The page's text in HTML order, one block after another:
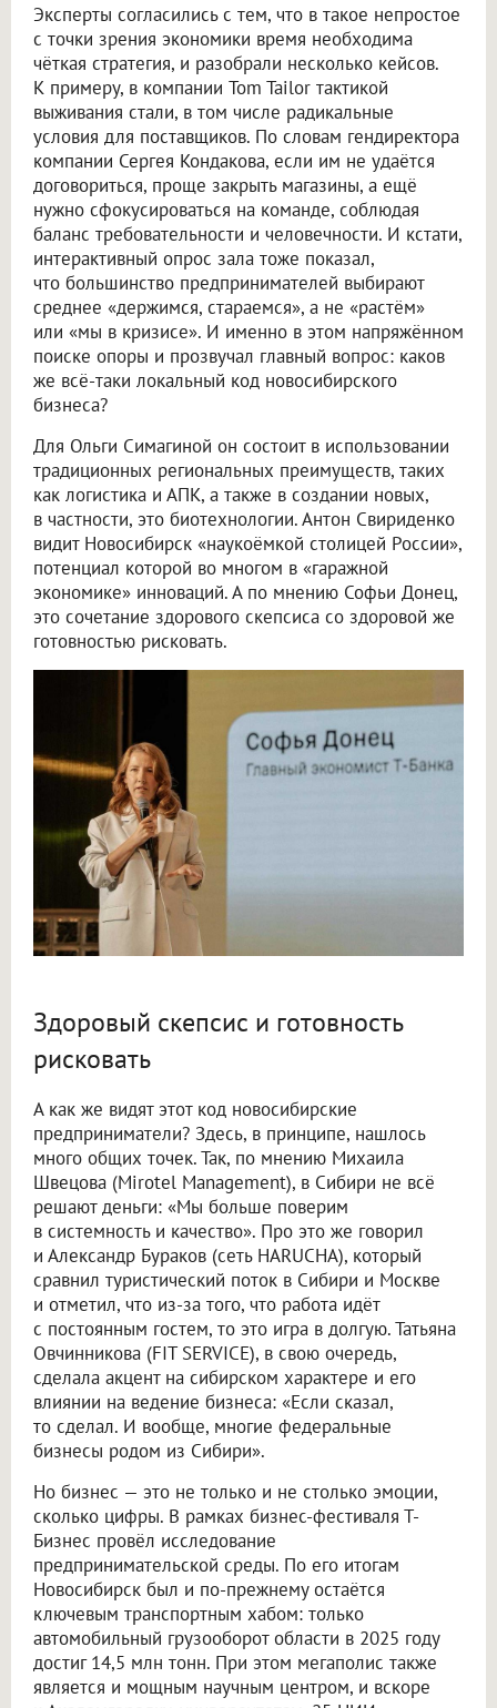
Эксперты согласились с тем, что в такое непростое
с точки зрения экономики время необходима
чёткая стратегия, и разобрали несколько кейсов.
К примеру, в компании Tom Tailor тактикой
выживания стали, в том числе радикальные
условия для поставщиков. По словам гендиректора
компании Сергея Кондакова, если им не удаётся
договориться, проще закрыть магазины, а ещё
нужно сфокусироваться на команде, соблюдая
баланс требовательности и человечности. И кстати,
интерактивный опрос зала тоже показал,
что большинство предпринимателей выбирают
среднее «держимся, стараемся», а не «растём»
или «мы в кризисе». И именно в этом напряжённом
поиске опоры и прозвучал главный вопрос: каков
же всё-таки локальный код новосибирского
бизнеса?
Для Ольги Симагиной он состоит в использовании
традиционных региональных преимуществ, таких
как логистика и АПК, а также в создании новых,
в частности, это биотехнологии. Антон Свириденко
видит Новосибирск «наукоёмкой столицей России»,
потенциал которой во многом в «гаражной
экономике» инноваций. А по мнению Софьи Донец,
это сочетание здорового скепсиса со здоровой же
готовностью рисковать.
Здоровый скепсис и готовность
рисковать
А как же видят этот код новосибирские
предприниматели? Здесь, в принципе, нашлось
много общих точек. Так, по мнению Михаила
Швецова (Mirotel Management), в Сибири не всё
решают деньги: «Мы больше поверим
в системность и качество». Про это же говорил
и Александр Бураков (сеть HARUCHA), который
сравнил туристический поток в Сибири и Москве
и отметил, что из-за того, что работа идёт
с постоянным гостем, то это игра в долгую. Татьяна
Овчинникова (FIT SERVICE), в свою очередь,
сделала акцент на сибирском характере и его
влиянии на ведение бизнеса: «Если сказал,
то сделал. И вообще, многие федеральные
бизнесы родом из Сибири».
Но бизнес — это не только и не столько эмоции,
сколько цифры. В рамках бизнес-фестиваля Т-
Бизнес провёл исследование
предпринимательской среды. По его итогам
Новосибирск был и по-прежнему остаётся
ключевым транспортным хабом: только
автомобильный грузооборот области в 2025 году
достиг 14,5 млн тонн. При этом мегаполис также
является и мощным научным центром, и вскоре